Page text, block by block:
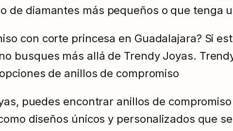
de diamantes más pequeños o que tenga
con corte princesa en Guadalajara? Si
busques más allá de Trendy Joyas.
de anillos de compromiso
puedes encontrar anillos de
diseños únicos y personalizados que